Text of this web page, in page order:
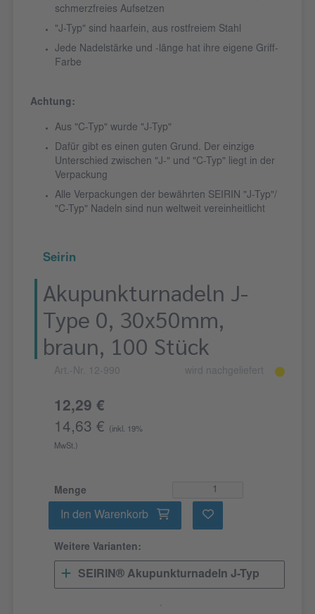
schmerzfreies Aufsetzen
"J-Typ" sind haarfein, aus rostfreiem Stahl
Jede Nadelstärke und -länge hat ihre eigene Griff-
Farbe
Achtung:
Aus "C-Typ" wurde "J-Typ"
Dafür gibt es einen guten Grund. Der einzige
Unterschied zwischen "J-" und "C-Typ" liegt in der
Verpackung
Alle Verpackungen der bewährten SEIRIN "J-Typ"/
"C-Typ" Nadeln sind nun weltweit vereinheitlicht
Seirin
Akupunkturnadeln J-
Type 0, 30x50mm,
braun, 100 Stück
Art.-Nr. 12-990 wird nachgeliefert
12,29 €
14,63 €
(inkl. 19%
MwSt.)
Menge
In den Warenkorb
Weitere Varianten:
SEIRIN® Akupunkturnadeln J-Typ